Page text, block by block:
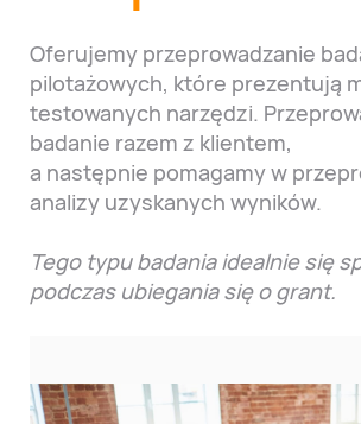
Oferujemy przeprowadzanie
pilotażowych, które prezentują
testowanych narzędzi.
badanie razem z klientem,
a następnie pomagamy w
analizy uzyskanych wyników.
Tego typu badania idealnie się
podczas ubiegania się o grant.